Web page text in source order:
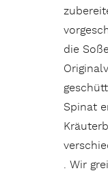
die
Spinat
. Wir